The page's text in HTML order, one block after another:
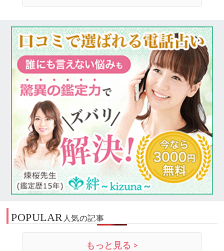
POPULAR 人気の記事
もっと見る >